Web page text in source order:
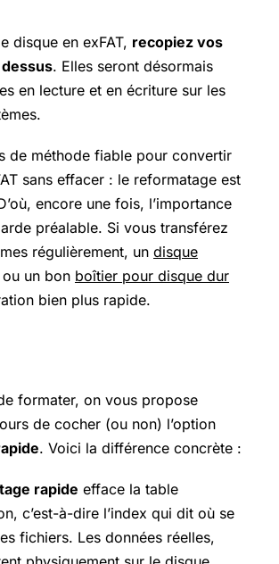
disque en exFAT, recopiez vos
. Elles seront désormais
en lecture et en écriture sur les
de méthode fiable pour convertir
sans effacer : le reformatage est
encore une fois, l’importance
préalable. Si vous transférez
régulièrement, un disque
ou un bon boîtier pour disque dur
bien plus rapide.
formater, on vous propose
de cocher (ou non) l’option
. Voici la différence concrète :
rapide efface la table
c’est-à-dire l’index qui dit où se
fichiers. Les données réelles,